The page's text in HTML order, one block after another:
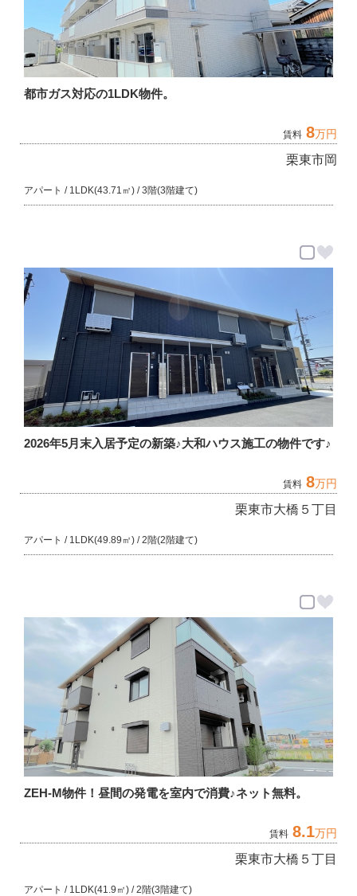
都市ガス対応の1LDK物件。
栗東市岡
賃料 8万円
アパート / 1LDK(43.71㎡) / 3階(3階建て)
2026年5月末入居予定の新築♪大和ハウス施工の物件です♪
栗東市大橋５丁目
賃料 8万円
アパート / 1LDK(49.89㎡) / 2階(2階建て)
ZEH-M物件！昼間の発電を室内で消費♪ネット無料。
栗東市大橋５丁目
賃料 8.1万円
アパート / 1LDK(41.9㎡) / 2階(3階建て)